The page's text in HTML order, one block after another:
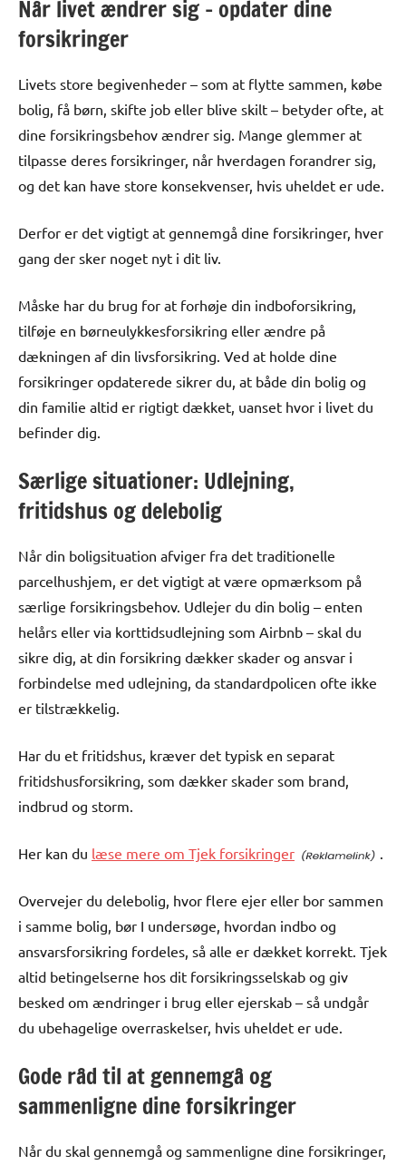
Når livet ændrer sig – opdater dine
forsikringer
Livets store begivenheder – som at flytte sammen, købe
bolig, få børn, skifte job eller blive skilt – betyder ofte, at
dine forsikringsbehov ændrer sig. Mange glemmer at
tilpasse deres forsikringer, når hverdagen forandrer sig,
og det kan have store konsekvenser, hvis uheldet er ude.
Derfor er det vigtigt at gennemgå dine forsikringer, hver
gang der sker noget nyt i dit liv.
Måske har du brug for at forhøje din indboforsikring,
tilføje en børneulykkesforsikring eller ændre på
dækningen af din livsforsikring. Ved at holde dine
forsikringer opdaterede sikrer du, at både din bolig og
din familie altid er rigtigt dækket, uanset hvor i livet du
befinder dig.
Særlige situationer: Udlejning,
fritidshus og delebolig
Når din boligsituation afviger fra det traditionelle
parcelhushjem, er det vigtigt at være opmærksom på
særlige forsikringsbehov. Udlejer du din bolig – enten
helårs eller via korttidsudlejning som Airbnb – skal du
sikre dig, at din forsikring dækker skader og ansvar i
forbindelse med udlejning, da standardpolicen ofte ikke
er tilstrækkelig.
Har du et fritidshus, kræver det typisk en separat
fritidshusforsikring, som dækker skader som brand,
indbrud og storm.
Her kan du læse mere om Tjek forsikringer .
Overvejer du delebolig, hvor flere ejer eller bor sammen
i samme bolig, bør I undersøge, hvordan indbo og
ansvarsforsikring fordeles, så alle er dækket korrekt. Tjek
altid betingelserne hos dit forsikringsselskab og giv
besked om ændringer i brug eller ejerskab – så undgår
du ubehagelige overraskelser, hvis uheldet er ude.
Gode råd til at gennemgå og
sammenligne dine forsikringer
Når du skal gennemgå og sammenligne dine forsikringer,